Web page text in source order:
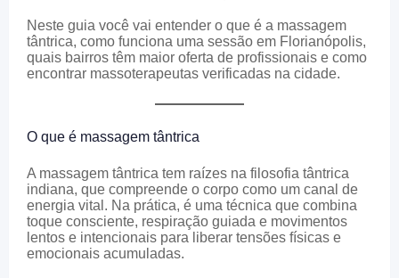
Neste guia você vai entender o que é a massagem
tântrica, como funciona uma sessão em Florianópolis,
quais bairros têm maior oferta de profissionais e como
encontrar massoterapeutas verificadas na cidade.
O que é massagem tântrica
A massagem tântrica tem raízes na filosofia tântrica
indiana, que compreende o corpo como um canal de
energia vital. Na prática, é uma técnica que combina
toque consciente, respiração guiada e movimentos
lentos e intencionais para liberar tensões físicas e
emocionais acumuladas.